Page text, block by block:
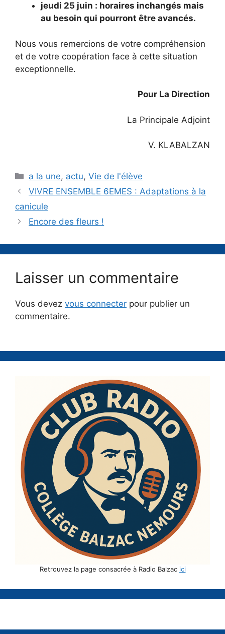
jeudi 25 juin : horaires inchangés mais
au besoin qui pourront être avancés.
Nous vous remercions de votre compréhension
et de votre coopération face à cette situation
exceptionnelle.
Pour La Direction
La Principale Adjoint
V. KLABALZAN
Catégories
a la une, actu,Vie de l'élève
VIVRE ENSEMBLE 6EMES : Adaptations à la
canicule
Encore des fleurs !
Laisser un commentaire
Vous devez vous connecter pour publier un
commentaire.
Retrouvez la page consacrée à Radio Balzac ici